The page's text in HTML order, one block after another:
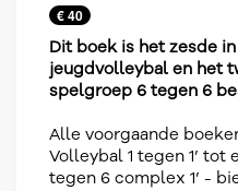
€ 40
Dit boek is het zesde
jeugdvolleybal en het
spelgroep 6 tegen 6
Alle voorgaande
Volleybal 1 tegen 1’ tot
tegen 6 complex 1’ -